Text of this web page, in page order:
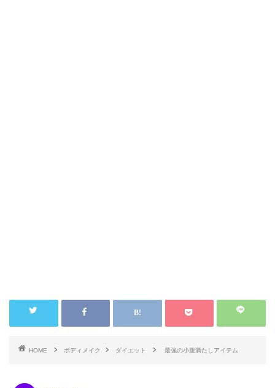
HOME ボディメイク ダイエット 最強の小腹満たしアイテム